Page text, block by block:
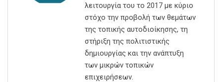
λειτουργία του το 2017 με κύριο
στόχο την προβολή των θεμάτων
της τοπικής αυτοδιοίκησης, τη
στήριξη της πολιτιστικής
δημιουργίας και την ανάπτυξη
των μικρών τοπικών
επιχειρήσεων.